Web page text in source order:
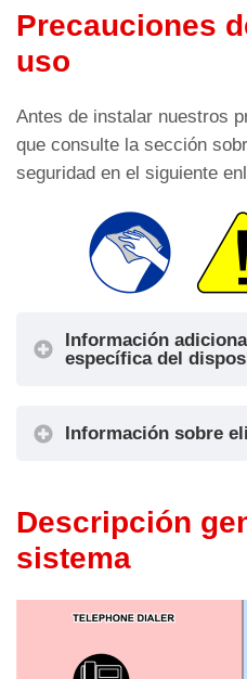
Precauciones
uso
Antes de instalar nuestros
que consulte la sección
seguridad en el siguiente
Información
específica del
Información sobre
Descripción
sistema